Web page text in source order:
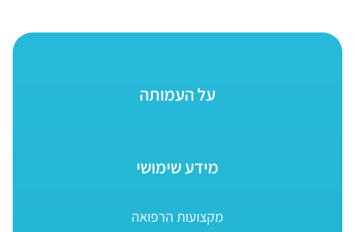
על העמותה
מידע שימושי
מקצועות הרפואה